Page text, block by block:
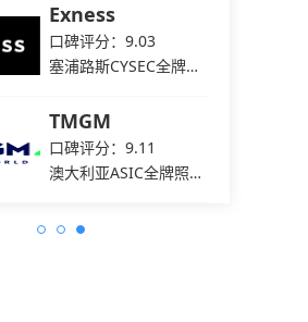
Exness
口碑评分：9.03
塞浦路斯CYSEC全牌照
TMGM
口碑评分：9.11
澳大利亚ASIC全牌照